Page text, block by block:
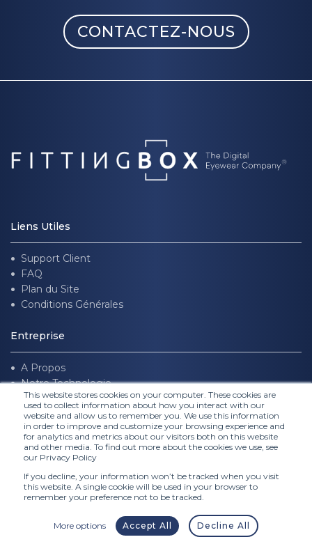
This website stores cookies on your computer. These cookies are
used to collect information about how you interact with our
website and allow us to remember you. We use this information
in order to improve and customize your browsing experience and
for analytics and metrics about our visitors both on this website
and other media. To find out more about the cookies we use, see
our Privacy Policy
If you decline, your information won’t be tracked when you visit
this website. A single cookie will be used in your browser to
remember your preference not to be tracked.
More options Accept All Decline All
CONTACTEZ-NOUS
Liens Utiles
Support Client
FAQ
Plan du Site
Conditions Générales
Entreprise
A Propos
Notre Technologie
Rejoignez-nous
Suivez nous